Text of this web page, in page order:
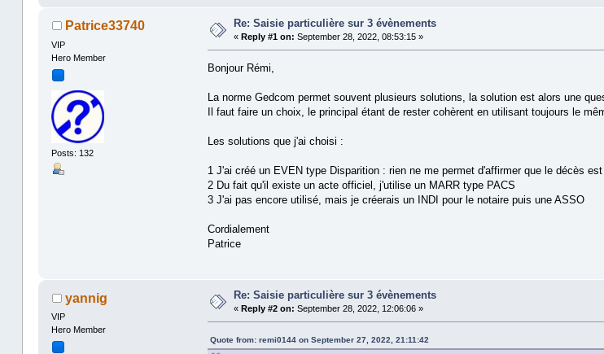
Patrice33740
VIP
Hero Member
Posts: 132
Re: Saisie particulière sur 3 évènements
« Reply #1 on: September 28, 2022, 08:53:15 »
Bonjour Rémi,
La norme Gedcom permet souvent plusieurs solutions, la solution est alors une
Il faut faire un choix, le principal étant de rester cohèrent en utilisant toujours le
Les solutions que j'ai choisi :
1 J'ai créé un EVEN type Disparition : rien ne me permet d'affirmer que le décès
2 Du fait qu'il existe un acte officiel, j'utilise un MARR type PACS
3 J'ai pas encore utilisé, mais je créerais un INDI pour le notaire puis une ASSO
Cordialement
Patrice
yannig
VIP
Hero Member
Re: Saisie particulière sur 3 évènements
« Reply #2 on: September 28, 2022, 12:06:06 »
Quote from: remi0144 on September 27, 2022, 21:11:42